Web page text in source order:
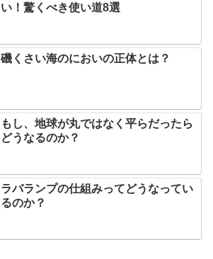
い！驚くべき使い道8選
磯くさい海のにおいの正体とは？
もし、地球が丸ではなく平らだったら
どうなるのか？
ラバランプの仕組みってどうなってい
るのか？